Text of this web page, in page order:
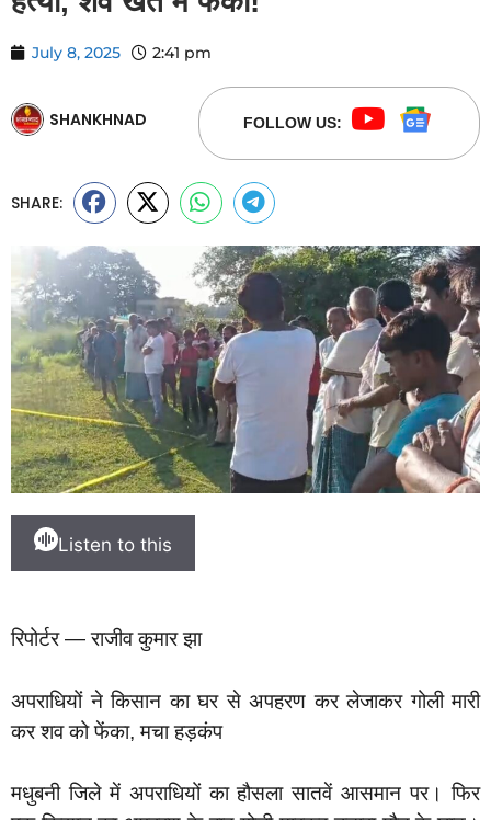
July 8, 2025 2:41 pm
SHANKHNAD FOLLOW US:
SHARE:
Listen to this
रिपोर्टर — राजीव कुमार झा
अपराधियों ने किसान का घर से अपहरण कर लेजाकर गोली मारी
कर शव को फेंका, मचा हड़कंप
मधुबनी जिले में अपराधियों का हौसला सातवें आसमान पर। फिर